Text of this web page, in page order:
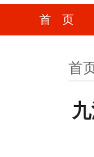
首 页
首